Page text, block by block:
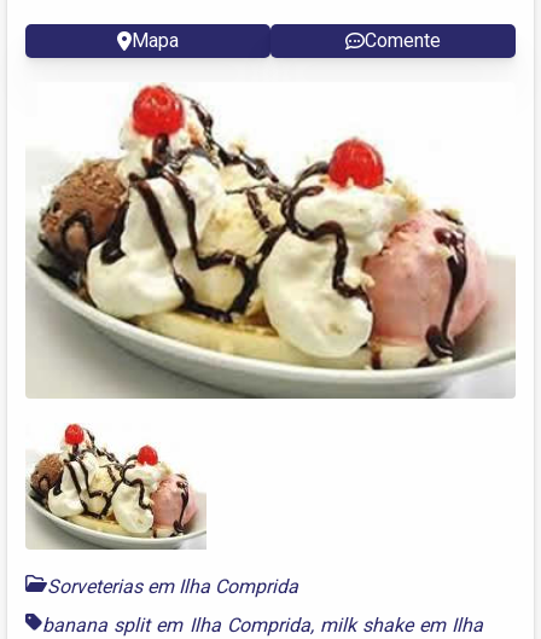
Mapa Comente
Sorveterias em Ilha Comprida
banana split em Ilha Comprida, milk shake em Ilha